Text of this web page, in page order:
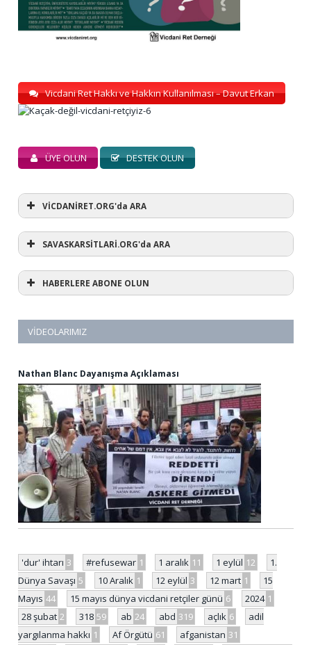
Vicdani Ret Hakkı ve Hakkın Kullanılması – Davut Erkan
ÜYE OLUN DESTEK OLUN
VİCDANİRET.ORG'da ARA
SAVASKARSİTLARİ.ORG'da ARA
HABERLERE ABONE OLUN
VIDEOLARIMIZ
Nathan Blanc Dayanışma Açıklaması
'dur' ihtarı 3 #refusewar 1 1 aralık 11 1 eylül 12
1.
Dünya Savaşı 5 10 Aralık 1 12 eylül 3 12 mart 1
15
Mayıs 44 15 mayıs dünya vicdani retçiler günü 6 2024 1
28 şubat 2 318 59 ab 24 abd 319 açlık 6
adil
yargılanma hakkı 1 Af Örgütü 61 afganistan 31